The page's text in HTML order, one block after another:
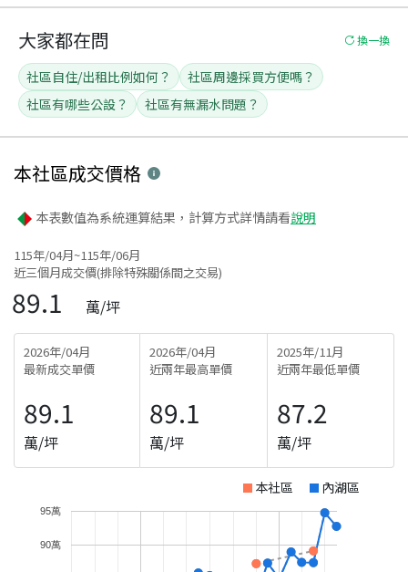
大家都在問 換一換
社區自住/出租比例如何？
社區周邊採買方便嗎？
社區有哪些公設？
社區有無漏水問題？
本社區成交價格
本表數值為系統運算結果，計算方式詳情請看說明
115年/04月~115年/06月
近三個月成交價(排除特殊關係間之交易)
89.1 萬/坪
2026年/04月
最新成交單價
89.1
萬/坪
2026年/04月
近兩年最高單價
89.1
萬/坪
2025年/11月
近兩年最低單價
87.2
萬/坪
本社區 內湖區
90萬
95萬